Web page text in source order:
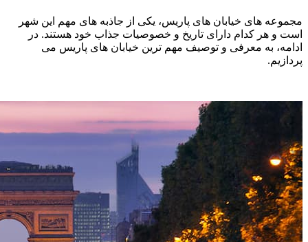
مجموعه‌ های خیابان‌ های پاریس، یکی از جاذبه‌ های مهم این شهر
است و هر کدام دارای تاریخ و خصوصیات جذاب خود هستند. در
ادامه، به معرفی و توصیف مهم‌ ترین خیابان‌ های پاریس می‌
پردازیم.